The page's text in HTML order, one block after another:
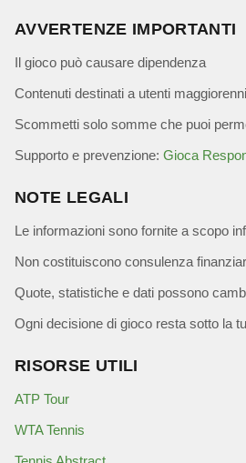
AVVERTENZE IMPORTANTI
Il gioco può causare dipendenza
Contenuti destinati a utenti maggiorenni
Scommetti solo somme che puoi
Supporto e prevenzione: Gioca
NOTE LEGALI
Le informazioni sono fornite a scopo
Non costituiscono consulenza
Quote, statistiche e dati possono
Ogni decisione di gioco resta sotto la
RISORSE UTILI
ATP Tour
WTA Tennis